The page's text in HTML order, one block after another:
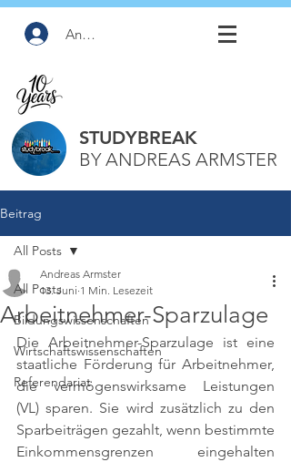
Anmelden
STUDYBREAK
BY ANDREAS ARMSTER
Beitrag
All Posts
Bildungswissenschaften
Wirtschaftswissenschaften
Referendariat
All Posts
Arbeitnehmer-Sparzulage
Andreas Armster
13. Juni 1 Min. Lesezeit
Die Arbeitnehmer-Sparzulage ist eine
staatliche Förderung für Arbeitnehmer,
die vermögenswirksame Leistungen
(VL) sparen. Sie wird zusätzlich zu den
Sparbeiträgen gezahlt, wenn bestimmte
Einkommensgrenzen eingehalten